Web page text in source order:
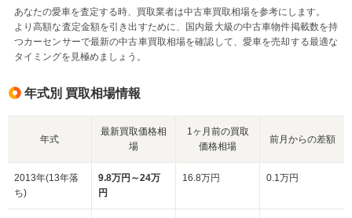
あなたの愛車を査定する時、買取業者は中古車買取相場を参考にします。
より高額な査定金額を引き出すために、国内最大級の中古車物件掲載数を持
つカーセンサーで最新の中古車買取相場を確認して、愛車を売却する最適な
タイミングを見極めましょう。
年式別 買取相場情報
年式
最新買取価格相
場
1ヶ月前の買取
価格相場
前月からの差額
2013年(13年落
ち)
9.8万円～24万
円
16.8万円 0.1万円